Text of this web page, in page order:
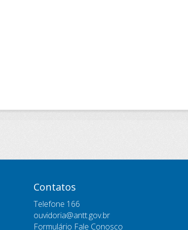
Contatos
Telefone 166
ouvidoria@antt.gov.br
Formulário Fale Conosco